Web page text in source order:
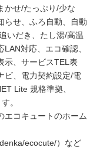
かせ/たっぷり/少な
らせ、ふろ自動、自動
いだき、たし湯/高温
対応、エコ確認、
示、サービスTEL表
ビ、電力契約設定/電
Lite 規格準拠、
。
エコキュートのホーム
ecocute/）など